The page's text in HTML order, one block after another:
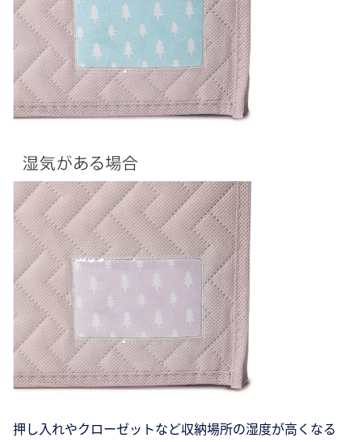
押し入れやクローゼットなど収納場所の湿度が高くなる